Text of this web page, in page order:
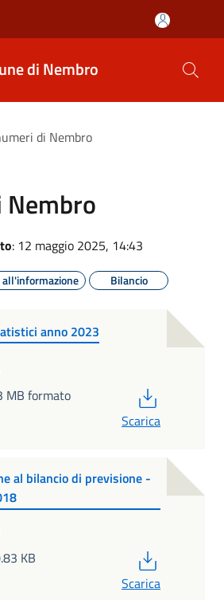
di Nembro
di Nembro
: 12 maggio 2025, 14:43
all'informazione Bilancio
anno 2023
MB formato
Scarica
al bilancio di previsione -
KB
Scarica